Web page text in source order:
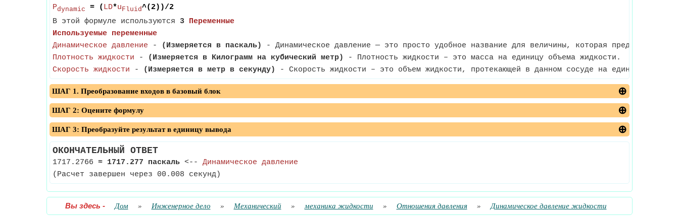
Pdynamic = ( LD*uFluid^(2))/2
В этой формуле используются 3 Переменные
Используемые переменные
Динамическое давление - (Измеряется в паскаль)
- Динамическое давление — это просто удобное название для величины, которая представляет
Плотность жидкости - (Измеряется в Килограмм на кубический метр)
- Плотность жидкости – это масса на единицу объема жидкости.
Скорость жидкости - (Измеряется в метр в секунду) - Скорость жидкости – это объем жидкости, протекающей в данном сосуде на единицу
ШАГ 1. Преобразование входов в базовый блок
ШАГ 2: Оцените формулу
ШАГ 3: Преобразуйте результат в единицу вывода
ОКОНЧАТЕЛЬНЫЙ ОТВЕТ
1717.2766 ≈ 1717.277 паскаль <-- Динамическое давление
(Расчет завершен через 00.008 секунд)
Вы здесь - Дом » Инженерное дело » Механический » механика жидкости » Отношения давления » Динамическое давление жидкости